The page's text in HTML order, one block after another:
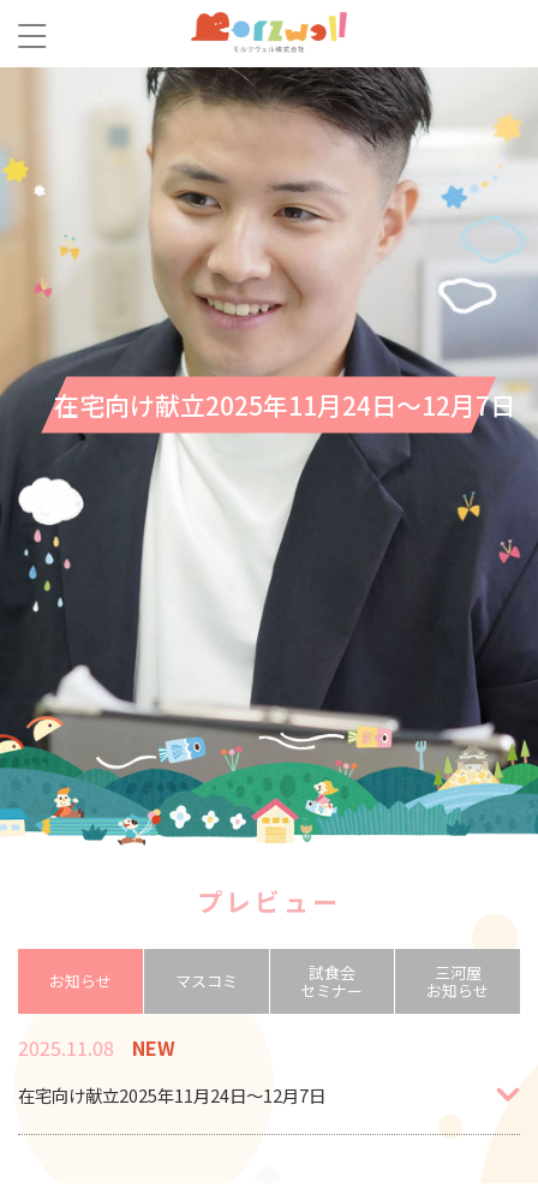
在宅向け献立2025年11月24日～12月7日
プレビュー
お知らせ マスコミ 試食会
セミナー
三河屋
お知らせ
2025.11.08 NEW
在宅向け献立2025年11月24日～12月7日